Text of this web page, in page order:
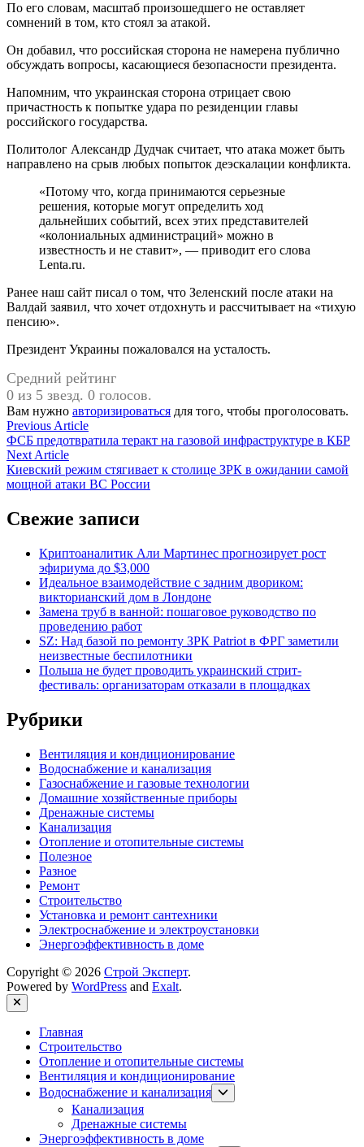
По его словам, масштаб произошедшего не оставляет
сомнений в том, кто стоял за атакой.
Он добавил, что российская сторона не намерена публично
обсуждать вопросы, касающиеся безопасности президента.
Напомним, что украинская сторона отрицает свою
причастность к попытке удара по резиденции главы
российского государства.
Политолог Александр Дудчак считает, что атака может быть
направлено на срыв любых попыток деэскалации конфликта.
«Потому что, когда принимаются серьезные
решения, которые могут определить ход
дальнейших событий, всех этих представителей
«колониальных администраций» можно в
известность и не ставит», — приводит его слова
Lenta.ru.
Ранее наш сайт писал о том, что Зеленский после атаки на
Валдай заявил, что хочет отдохнуть и рассчитывает на «тихую
пенсию».
Президент Украины пожаловался на усталость.
Средний рейтинг
0 из 5 звезд. 0 голосов.
Вам нужно авторизироваться для того, чтобы проголосовать.
Навигация
по
записям
Previous ArticlePrevious
article:
ФСБ предотвратила теракт на газовой инфраструктуре в КБР
Next ArticleNext
article:
Киевский режим стягивает к столице ЗРК в ожидании самой
мощной атаки ВС России
Свежие записи
Криптоаналитик Али Мартинес прогнозирует рост
эфириума до $3,000
Идеальное взаимодействие с задним двориком:
викторианский дом в Лондоне
Замена труб в ванной: пошаговое руководство по
проведению работ
SZ: Над базой по ремонту ЗРК Patriot в ФРГ заметили
неизвестные беспилотники
Польша не будет проводить украинский стрит-
фестиваль: организаторам отказали в площадках
Рубрики
Вентиляция и кондиционирование
Водоснабжение и канализация
Газоснабжение и газовые технологии
Домашние хозяйственные приборы
Дренажные системы
Канализация
Отопление и отопительные системы
Полезное
Разное
Ремонт
Строительство
Установка и ремонт сантехники
Электроснабжение и электроустановки
Энергоэффективность в доме
Copyright © 2026 Строй Эксперт.
Powered by WordPress and Exalt.
Close
Главная
Строительство
Отопление и отопительные системы
Вентиляция и кондиционирование
Водоснабжение и канализация
Show
sub
Канализация
Дренажные системы
Энергоэффективность в доме